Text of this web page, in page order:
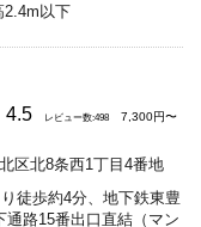
2.4m以下
4.5 レビュー数:498
7,300円〜
区北8条西1丁目4番地
徒歩約4分、地下鉄東豊
路15番出口直結（マン